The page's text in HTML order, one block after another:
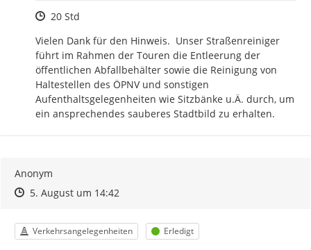
Zeitpunkt des Erstellens
20 Std
Vielen Dank für den Hinweis.  Unser Straßenreiniger
führt im Rahmen der Touren die Entleerung der
öffentlichen Abfallbehälter sowie die Reinigung von
Haltestellen des ÖPNV und sonstigen
Aufenthaltsgelegenheiten wie Sitzbänke u.Ä. durch, um
ein ansprechendes sauberes Stadtbild zu erhalten.
Anonym
Zeitpunkt des Erstellens
Zeitpunkt des Erstellens
5. August um 14:42Zur Äußerung
Kategorie
Verkehrsangelegenheiten Status
Erledigt